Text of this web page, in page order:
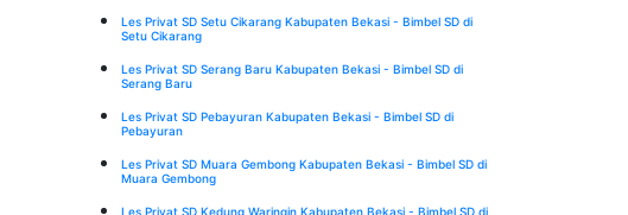
Les Privat SD Setu Cikarang Kabupaten Bekasi - Bimbel SD di
Setu Cikarang
Les Privat SD Serang Baru Kabupaten Bekasi - Bimbel SD di
Serang Baru
Les Privat SD Pebayuran Kabupaten Bekasi - Bimbel SD di
Pebayuran
Les Privat SD Muara Gembong Kabupaten Bekasi - Bimbel SD di
Muara Gembong
Les Privat SD Kedung Waringin Kabupaten Bekasi - Bimbel SD di